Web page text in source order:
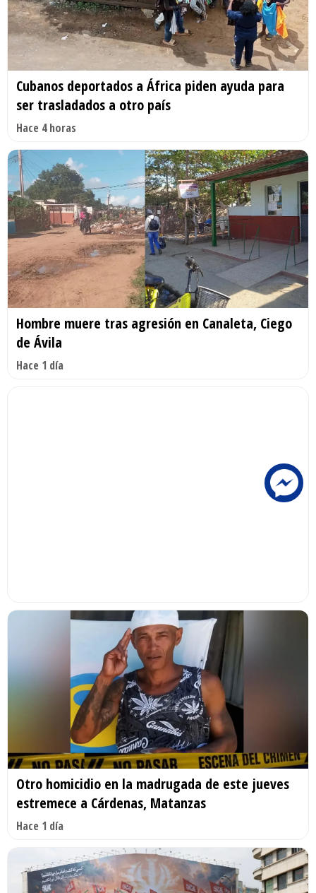
Cubanos deportados a África piden ayuda para
ser trasladados a otro país
Hace 4 horas
Hombre muere tras agresión en Canaleta, Ciego
de Ávila
Hace 1 día
Otro homicidio en la madrugada de este jueves
estremece a Cárdenas, Matanzas
Hace 1 día